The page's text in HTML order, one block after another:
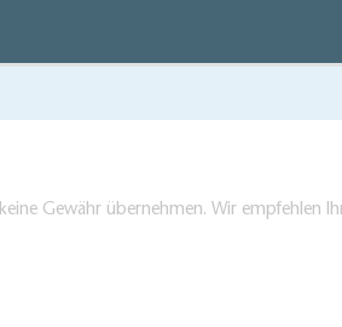
Gewähr übernehmen. Wir empfehlen